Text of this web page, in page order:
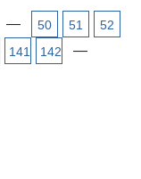
— 50 51
52
141 142 —